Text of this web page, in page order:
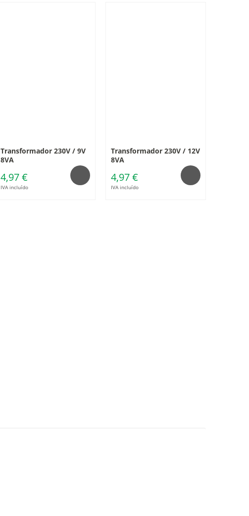
Transformador 230V / 9V
8VA
4,97 €
IVA incluído
Transformador 230V / 12V
8VA
4,97 €
IVA incluído